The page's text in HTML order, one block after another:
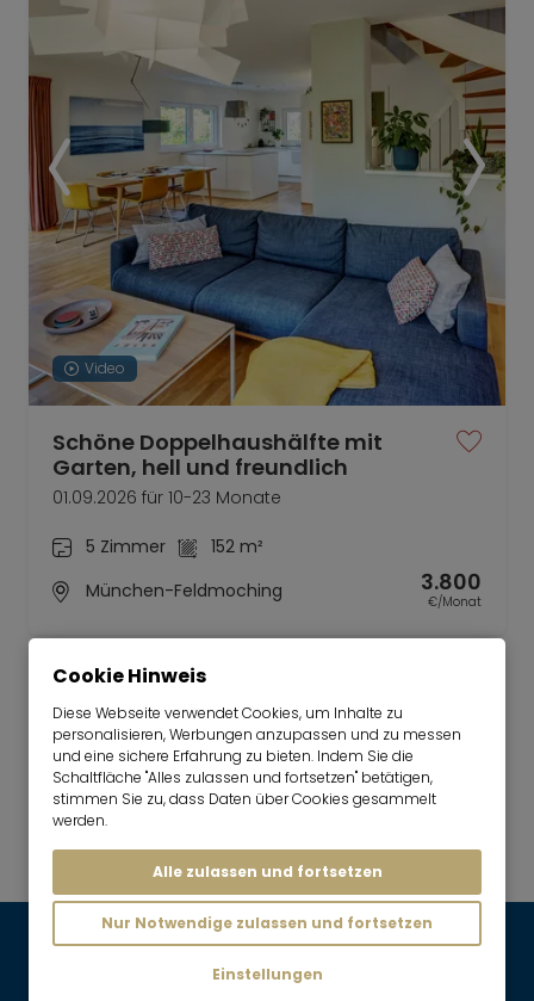
Video
Schöne Doppelhaushälfte mit
Garten, hell und freundlich
01.09.2026 für 10-23 Monate
5 Zimmer
152 m²
München-Feldmoching
3.800
€/Monat
Mr. Lodge | Suchen.Finden.Leben.
Mieten
Behagliche, neu renovierte 3-Zimmer
Wohnung
nach oben
Maklervertrag widerrufen
Cookie Hinweis
Diese Webseite verwendet Cookies, um Inhalte zu
personalisieren, Werbungen anzupassen und zu messen
und eine sichere Erfahrung zu bieten. Indem Sie die
Schaltfläche "Alles zulassen und fortsetzen" betätigen,
stimmen Sie zu, dass Daten über Cookies gesammelt
werden.
Alle zulassen und fortsetzen
Nur Notwendige zulassen und fortsetzen
Einstellungen